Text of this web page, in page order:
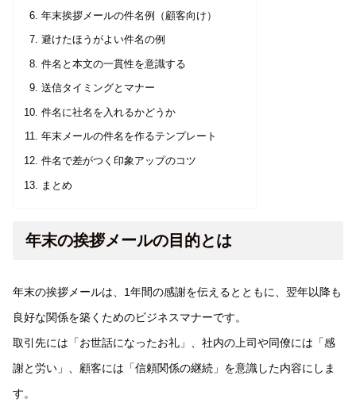
年末挨拶メールの件名例（顧客向け）
避けたほうがよい件名の例
件名と本文の一貫性を意識する
送信タイミングとマナー
件名に社名を入れるかどうか
年末メールの件名を作るテンプレート
件名で差がつく印象アップのコツ
まとめ
年末の挨拶メールの目的とは
年末の挨拶メールは、1年間の感謝を伝えるとともに、翌年以降も
良好な関係を築くためのビジネスマナーです。
取引先には「お世話になったお礼」、社内の上司や同僚には「感
謝と労い」、顧客には「信頼関係の継続」を意識した内容にしま
す。